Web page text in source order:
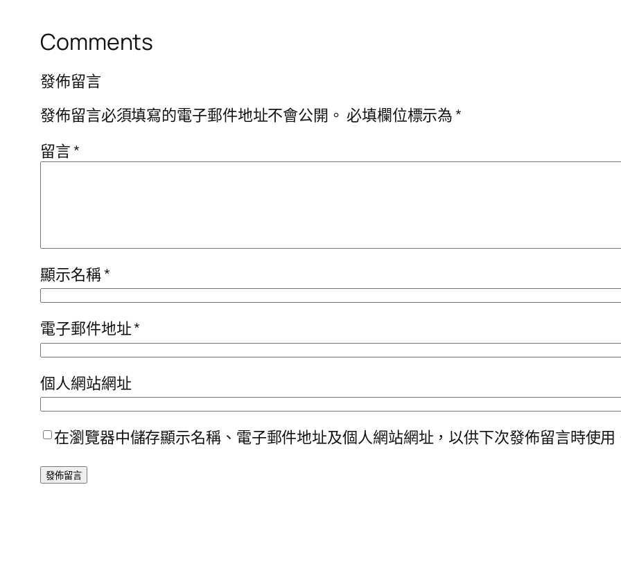
Comments
發佈留言
發佈留言必須填寫的電子郵件地址不會公開。 必填欄位標示為*
留言*
顯示名稱*
電子郵件地址*
個人網站網址
在瀏覽器中儲存顯示名稱、電子郵件地址及個人網站網址，以供下次發佈留言時使用